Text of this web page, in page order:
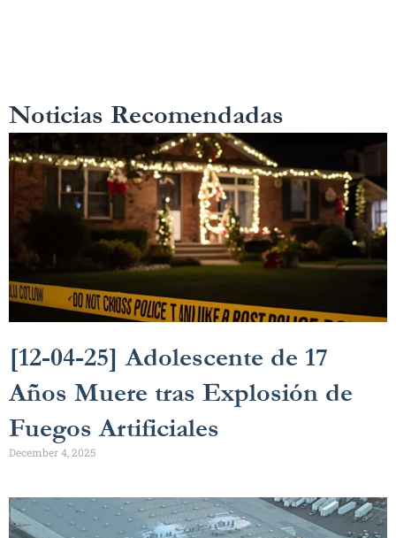
Noticias Recomendadas
[12-04-25] Adolescente de 17
Años Muere tras Explosión de
Fuegos Artificiales
December 4, 2025